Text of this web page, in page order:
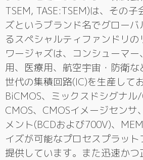
TSEM, TASE:TSEM)は、その子
ズというブランド名でグロー
るスペシャルティファンドリの
ワージャズは、コンシューマ
用、医療用、航空宇宙・防衛
世代の集積回路(IC)を生産して
BiCMOS、ミックスドシグナル
CMOS、CMOSイメージセンサ
メント(BCDおよび700V)、
イズが可能なプロセスプラット
提供しています。また迅速か